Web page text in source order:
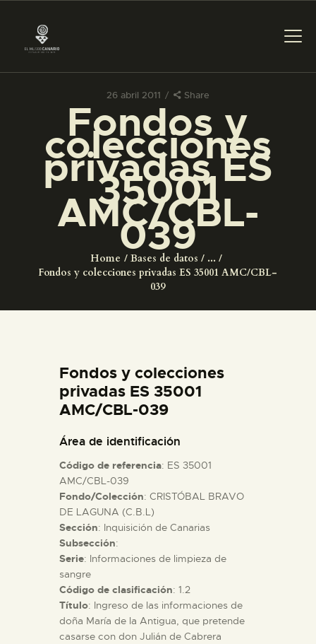
26 abril 2011 Share
Fondos y
colecciones
privadas ES
35001
AMC/CBL-
039
Home Bases de datos
...
Fondos y colecciones privadas ES 35001 AMC/CBL-
039
PREPARAR LA VISITA
ACTIVIDADES
█
EL MUSEO
COLECCIONES
ESPAÑOL
PREPARAR LA VISITA
█
EL MUSEO
COLECCIONES
DIDÁCTICA
Fondos y colecciones
privadas ES 35001
AMC/CBL-039
Área de identificación
Código de referencia: ES 35001
AMC/CBL-039
Fondo/Colección: CRISTÓBAL BRAVO
DE LAGUNA (C.B.L)
Sección: Inquisición de Canarias
Subsección:
Serie: Informaciones de limpieza de
sangre
Código de clasificación: 1.2
Título: Ingreso de las informaciones de
doña María de la Antigua, que pretende
casarse con don Julián de Cabrera